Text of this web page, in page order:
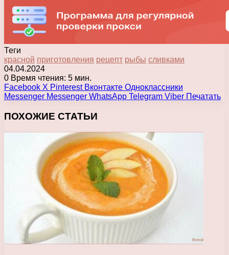
Теги
красной приготовления рецепт рыбы сливками
04.04.2024
0 Время чтения: 5 мин.
Facebook X Pinterest Вконтакте Одноклассники
Messenger Messenger WhatsApp Telegram Viber Печатать
ПОХОЖИЕ СТАТЬИ